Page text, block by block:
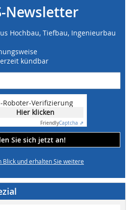
Newsletter
Hochbau, Tiefbau, Ingenieurbau
kündbar
Roboter-Verifizierung
Hier klicken
FriendlyCaptcha ⇗
Sie sich jetzt an!
Blick und erhalten Sie weitere